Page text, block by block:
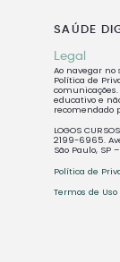
SAÚDE
Legal
Ao navegar no
Política de
educativo e
recomendado
LOGOS
2199-6965.
São Paulo, SP
Política de
Termos de Uso